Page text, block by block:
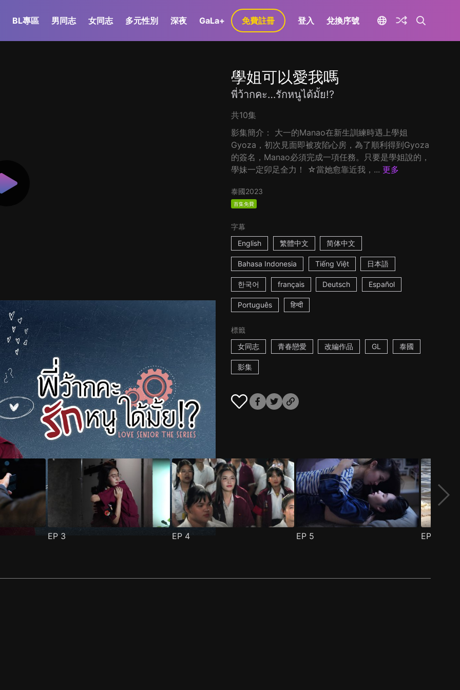
BL專區 男同志 女同志 多元性別 深夜 GaLa+ 免費註冊 登入 兌換序號
學姐可以愛我嗎
พี่ว้ากคะ…รักหนูได้มั้ย!?
共10集
影集簡介： 大一的Manao在新生訓練時遇上學姐
Gyoza，初次見面即被攻陷心房，為了順利得到Gyoza
的簽名，Manao必須完成一項任務。只要是學姐說的，
學妹一定卯足全力！ ☆當她愈靠近我，... 更多
泰國2023
首集免費
字幕
English
繁體中文 简体中文
Bahasa Indonesia Tiếng Việt 日本語
한국어 français Deutsch Español
Português हिन्दी
標籤
女同志
青春戀愛 改編作品 GL 泰國
影集
EP 3 EP 4 EP 5 EP